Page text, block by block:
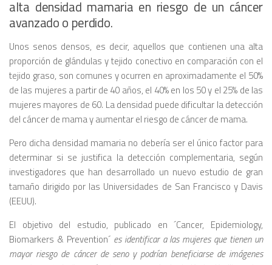
alta densidad mamaria en riesgo de un cáncer
avanzado o perdido.
Unos senos densos, es decir, aquellos que contienen una alta
proporción de glándulas y tejido conectivo en comparación con el
tejido graso, son comunes y ocurren en aproximadamente el 50%
de las mujeres a partir de 40 años, el 40% en los 50 y el 25% de las
mujeres mayores de 60. La densidad puede dificultar la detección
del cáncer de mama y aumentar el riesgo de cáncer de mama.
Pero dicha densidad mamaria no debería ser el único factor para
determinar si se justifica la detección complementaria, según
investigadores que han desarrollado un nuevo estudio de gran
tamaño dirigido por las Universidades de San Francisco y Davis
(EEUU).
El objetivo del estudio, publicado en ´Cancer, Epidemiology,
Biomarkers & Prevention´ es identificar a las mujeres que tienen un
mayor riesgo de cáncer de seno y podrían beneficiarse de imágenes